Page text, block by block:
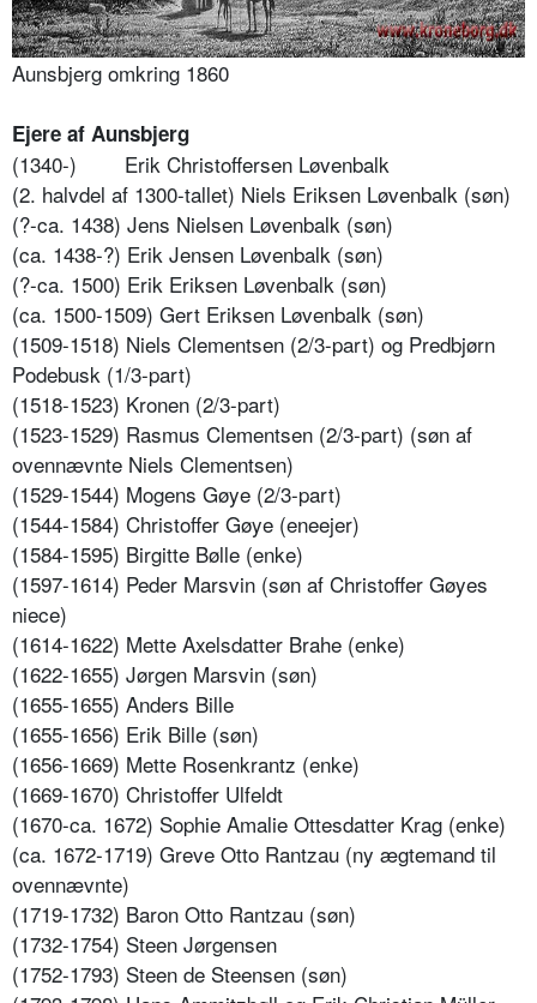
Aunsbjerg omkring 1860
Ejere af Aunsbjerg
(1340-)
Erik Christoffersen Løvenbalk
(2. halvdel af 1300-tallet) Niels Eriksen Løvenbalk (søn)
(?-ca. 1438) Jens Nielsen Løvenbalk (søn)
(ca. 1438-?) Erik Jensen Løvenbalk (søn)
(?-ca. 1500) Erik Eriksen Løvenbalk (søn)
(ca. 1500-1509) Gert Eriksen Løvenbalk (søn)
(1509-1518) Niels Clementsen (2/3-part) og Predbjørn
Podebusk (1/3-part)
(1518-1523) Kronen (2/3-part)
(1523-1529) Rasmus Clementsen (2/3-part) (søn af
ovennævnte Niels Clementsen)
(1529-1544) Mogens Gøye (2/3-part)
(1544-1584) Christoffer Gøye (eneejer)
(1584-1595) Birgitte Bølle (enke)
(1597-1614) Peder Marsvin (søn af Christoffer Gøyes
niece)
(1614-1622) Mette Axelsdatter Brahe (enke)
(1622-1655) Jørgen Marsvin (søn)
(1655-1655) Anders Bille
(1655-1656) Erik Bille (søn)
(1656-1669) Mette Rosenkrantz (enke)
(1669-1670) Christoffer Ulfeldt
(1670-ca. 1672) Sophie Amalie Ottesdatter Krag (enke)
(ca. 1672-1719) Greve Otto Rantzau (ny ægtemand til
ovennævnte)
(1719-1732) Baron Otto Rantzau (søn)
(1732-1754) Steen Jørgensen
(1752-1793) Steen de Steensen (søn)